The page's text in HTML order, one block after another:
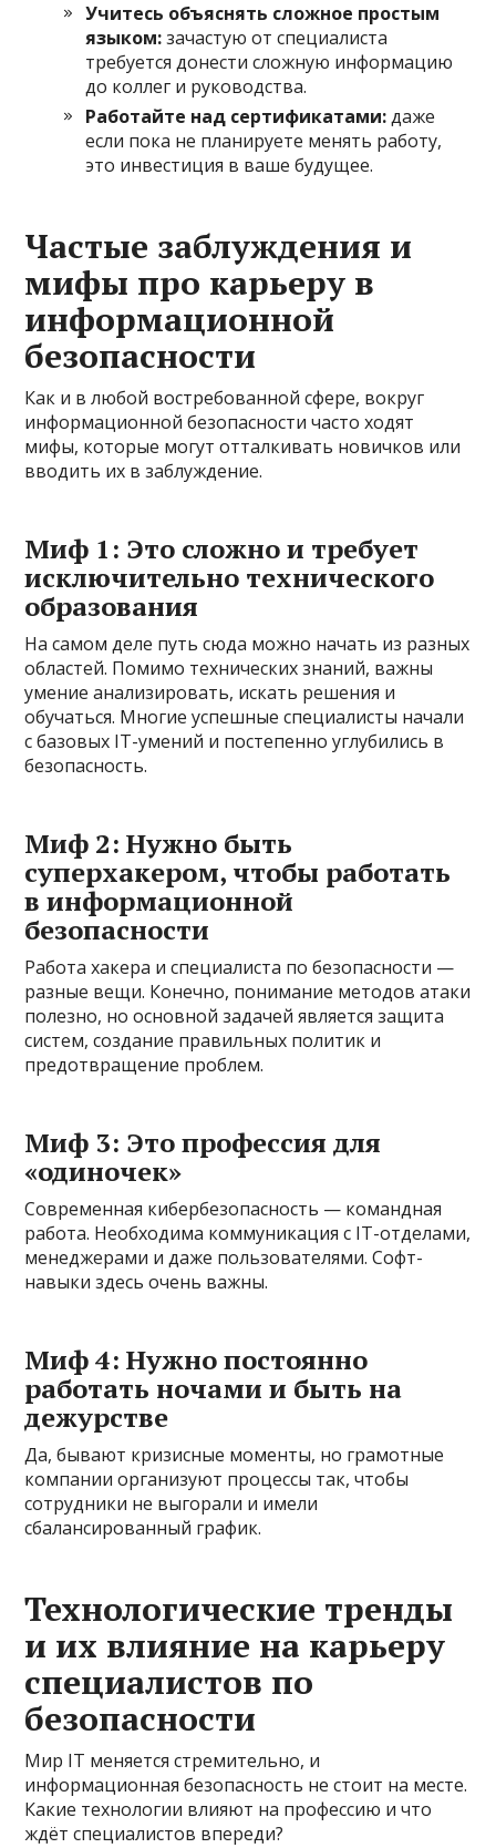
Учитесь объяснять сложное простым
языком:зачастую от специалиста
требуется донести сложную информацию
до коллег и руководства.
Работайте над сертификатами:даже
если пока не планируете менять работу,
это инвестиция в ваше будущее.
Частые заблуждения и
мифы про карьеру в
информационной
безопасности
Как и в любой востребованной сфере, вокруг
информационной безопасности часто ходят
мифы, которые могут отталкивать новичков или
вводить их в заблуждение.
Миф 1: Это сложно и требует
исключительно технического
образования
На самом деле путь сюда можно начать из разных
областей. Помимо технических знаний, важны
умение анализировать, искать решения и
обучаться. Многие успешные специалисты начали
с базовых IT-умений и постепенно углубились в
безопасность.
Миф 2: Нужно быть
суперхакером, чтобы работать
в информационной
безопасности
Работа хакера и специалиста по безопасности —
разные вещи. Конечно, понимание методов атаки
полезно, но основной задачей является защита
систем, создание правильных политик и
предотвращение проблем.
Миф 3: Это профессия для
«одиночек»
Современная кибербезопасность — командная
работа. Необходима коммуникация с IT-отделами,
менеджерами и даже пользователями. Софт-
навыки здесь очень важны.
Миф 4: Нужно постоянно
работать ночами и быть на
дежурстве
Да, бывают кризисные моменты, но грамотные
компании организуют процессы так, чтобы
сотрудники не выгорали и имели
сбалансированный график.
Технологические тренды
и их влияние на карьеру
специалистов по
безопасности
Мир IT меняется стремительно, и
информационная безопасность не стоит на месте.
Какие технологии влияют на профессию и что
ждёт специалистов впереди?